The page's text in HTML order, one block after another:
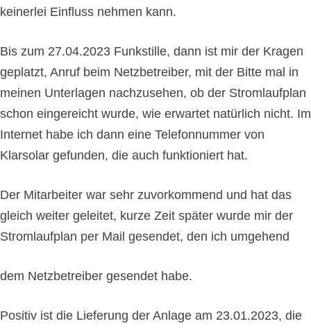
keinerlei Einfluss nehmen kann.
Bis zum 27.04.2023 Funkstille, dann ist mir der Kragen
geplatzt, Anruf beim Netzbetreiber, mit der Bitte mal in
meinen Unterlagen nachzusehen, ob der Stromlaufplan
schon eingereicht wurde, wie erwartet natürlich nicht. Im
Internet habe ich dann eine Telefonnummer von
Klarsolar gefunden, die auch funktioniert hat.
Der Mitarbeiter war sehr zuvorkommend und hat das
gleich weiter geleitet, kurze Zeit später wurde mir der
Stromlaufplan per Mail gesendet, den ich umgehend
dem Netzbetreiber gesendet habe.
Positiv ist die Lieferung der Anlage am 23.01.2023, die